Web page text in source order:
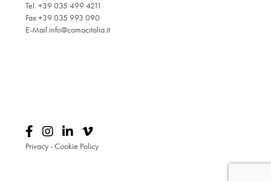
Tel. +39 035 499 4211
Fax +39 035 993 090
E-Mail info@comacitalia.it
Privacy-Cookie Policy